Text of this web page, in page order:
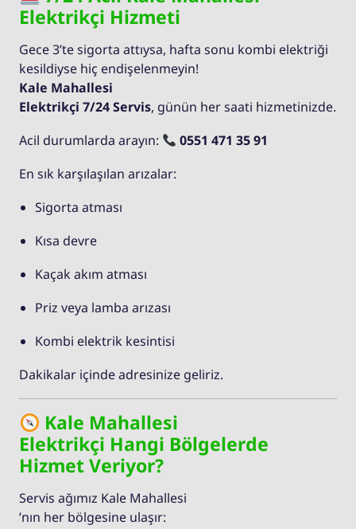
Elektrikçi Hizmeti
Gece 3’te sigorta attıysa, hafta sonu kombi elektriği
kesildiyse hiç endişelenmeyin!
Kale Mahallesi
Elektrikçi 7/24 Servis, günün her saati hizmetinizde.
Acil durumlarda arayın:
0551 471 35 91
En sık karşılaşılan arızalar:
Sigorta atması
Kısa devre
Kaçak akım atması
Priz veya lamba arızası
Kombi elektrik kesintisi
Dakikalar içinde adresinize geliriz.
Kale Mahallesi
Elektrikçi Hangi Bölgelerde
Hizmet Veriyor?
Servis ağımız Kale Mahallesi
’nın her bölgesine ulaşır: